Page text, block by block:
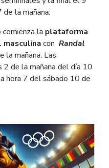
la mañana.
comienza la plataforma
con Randal
la mañana. Las
2 de la mañana del día 10
hora 7 del sábado 10 de